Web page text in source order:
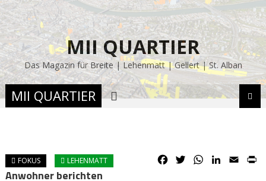
MII QUARTIER
Das Magazin für Breite | Lehenmatt | Gellert | St. Alban
MII QUARTIER
FOKUS LEHENMATT Facebook
TwitterWhatsApp
LinkedIn
Email
Anwohner berichten